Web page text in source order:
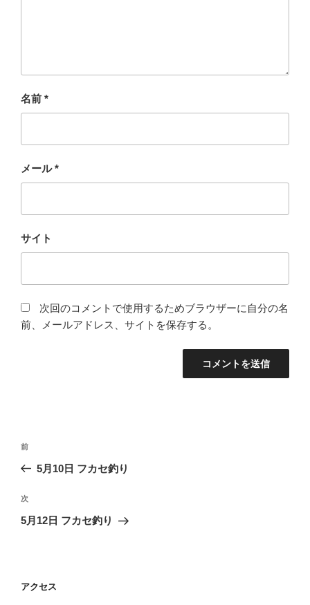
名前 *
メール*
サイト
次回のコメントで使用するためブラウザーに自分の名
前、メールアドレス、サイトを保存する。
投
ナ
ビ
ゲ
ン
前
の
稿
前
5月10日 フカセ釣り
次
の
次
5月12日 フカセ釣り
アクセス